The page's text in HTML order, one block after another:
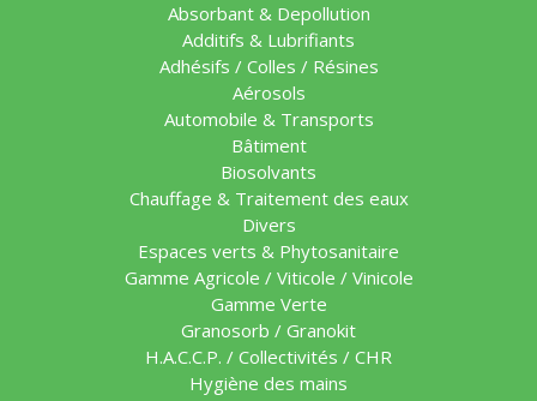
Absorbant & Depollution
Additifs & Lubrifiants
Adhésifs / Colles / Résines
Aérosols
Automobile & Transports
Bâtiment
Biosolvants
Chauffage & Traitement des eaux
Divers
Espaces verts & Phytosanitaire
Gamme Agricole / Viticole / Vinicole
Gamme Verte
Granosorb / Granokit
H.A.C.C.P. / Collectivités / CHR
Hygiène des mains